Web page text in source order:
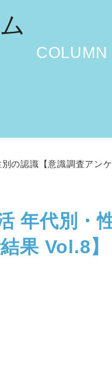
COLUMN
の認識【意識調査アン
年代別・
果 Vol.8】